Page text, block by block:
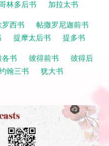
林多后书
加拉太书
罗西书
帖撒罗尼迦前书
提摩太后书
提多书
各书 彼得前书
彼得后
翰三书
犹大书